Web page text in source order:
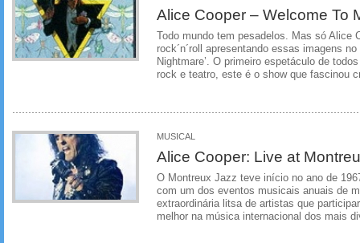
Alice Cooper – Welcome To
Todo mundo tem pesadelos. Mas só Alice
rock´n´roll apresentando essas imagens
Nightmare’. O primeiro espetáculo de
rock e teatro, este é o show que fascinou
MUSICAL
Alice Cooper: Live at
O Montreux Jazz teve início no ano de
com um dos eventos musicais anuais de
extraordinária litsa de artistas que
melhor na música internacional dos mais